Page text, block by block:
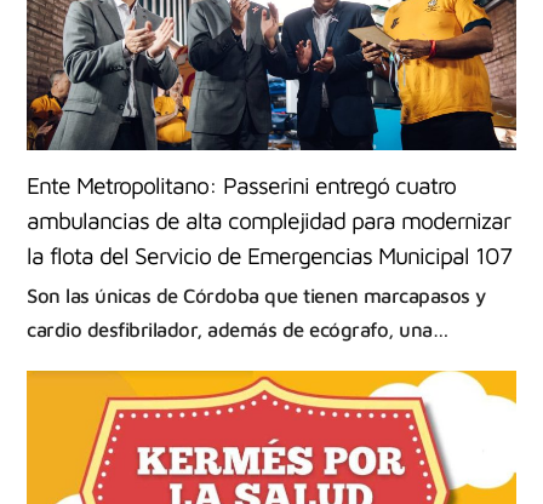
Ente Metropolitano: Passerini entregó cuatro
ambulancias de alta complejidad para modernizar
la flota del Servicio de Emergencias Municipal 107
Son las únicas de Córdoba que tienen marcapasos y
cardio desfibrilador, además de ecógrafo, una…